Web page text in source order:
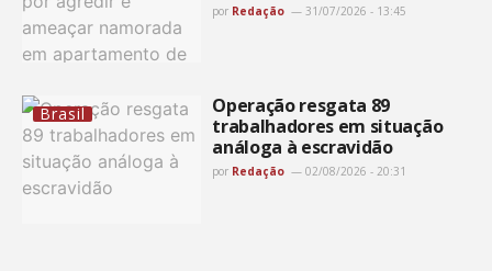
por Redação 31/07/2026 - 13:45
Brasil
Operação resgata 89
trabalhadores em situação
análoga à escravidão
por Redação 02/08/2026 - 20:31